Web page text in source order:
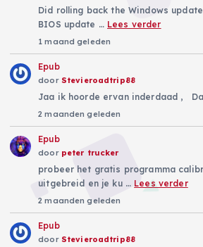
Did rolling back the Windows
BIOS update … Lees verder
1 maand geleden
Epub
door Stevieroadtrip88
Jaa ik hoorde ervan inderdaad ,
2 maanden geleden
Epub
door peter trucker
probeer het gratis programma
uitgebreid en je ku … Lees verder
2 maanden geleden
Epub
door Stevieroadtrip88